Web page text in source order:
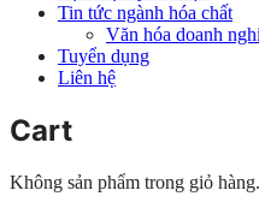
Tin tức ngành hóa chất
Văn hóa doanh
Tuyển dụng
Liên hệ
Cart
Không sản phẩm trong giỏ hàng.